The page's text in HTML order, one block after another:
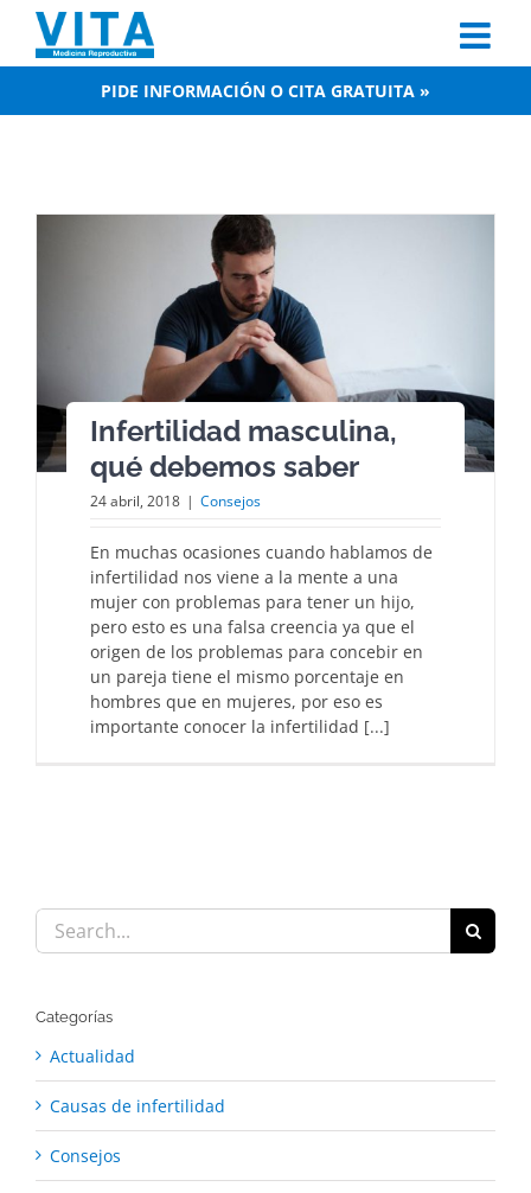
content
PIDE INFORMACIÓN O CITA GRATUITA »
Infertilidad masculina,
qué debemos saber
24 abril, 2018 | Consejos
En muchas ocasiones cuando hablamos de
infertilidad nos viene a la mente a una
mujer con problemas para tener un hijo,
pero esto es una falsa creencia ya que el
origen de los problemas para concebir en
un pareja tiene el mismo porcentaje en
hombres que en mujeres, por eso es
importante conocer la infertilidad [...]
Search
for:
Categorías
Actualidad
Causas de infertilidad
Consejos